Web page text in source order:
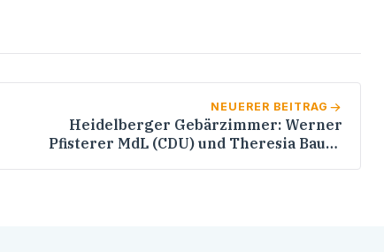
NEUERER BEITRAG
Heidelberger Gebärzimmer: Werner
Pfisterer MdL (CDU) und Theresia Bauer